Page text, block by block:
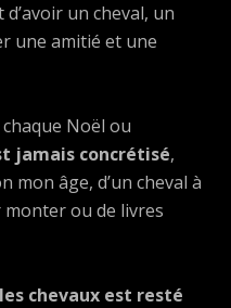
un cheval, un
une amitié et une
Noël ou
jamais concrétisé,
âge, d’un cheval à
monter ou de livres
chevaux est resté